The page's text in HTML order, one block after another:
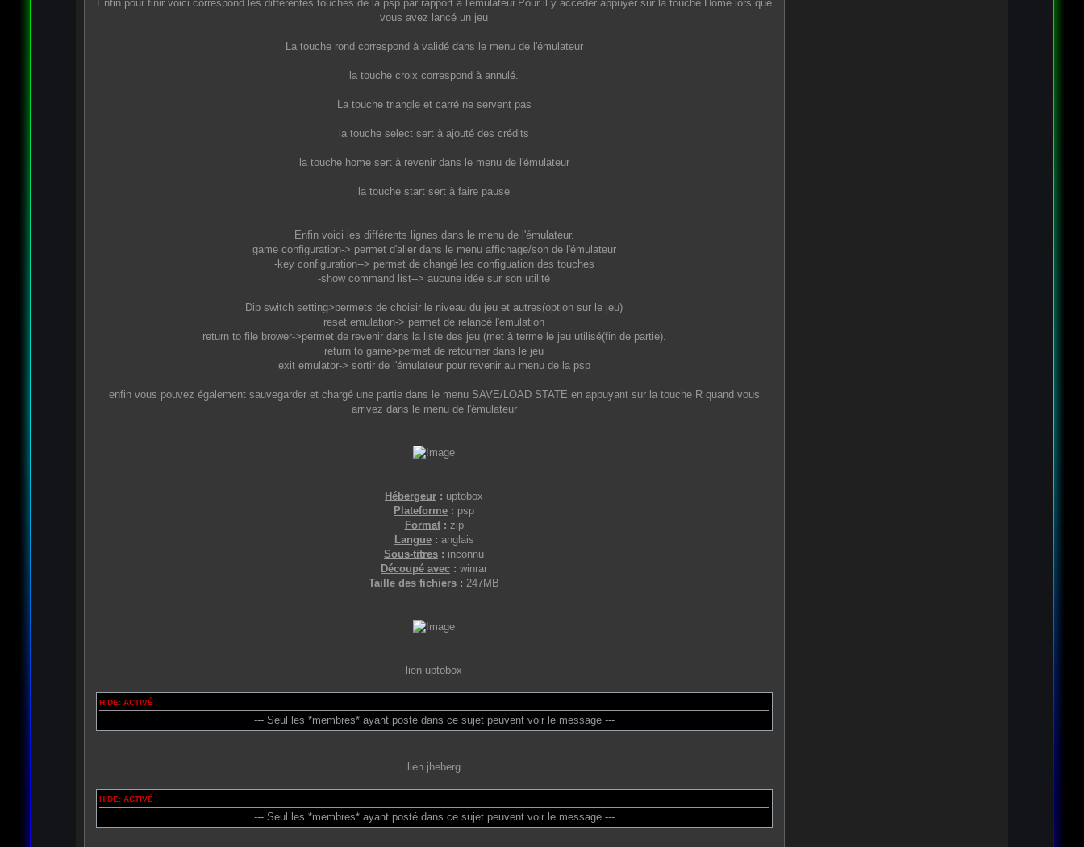
Enfin pour finir voici correspond les différentes touches de la psp par rapport à l'émulateur.Pour il y accéder appuyer sur la touche Home lors que
vous avez lancé un jeu
La touche rond correspond à validé dans le menu de l'émulateur
la touche croix correspond à annulé.
La touche triangle et carré ne servent pas
la touche select sert à ajouté des crédits
la touche home sert à revenir dans le menu de l'émulateur
la touche start sert à faire pause
Enfin voici les différents lignes dans le menu de l'émulateur.
game configuration-> permet d'aller dans le menu affichage/son de l'émulateur
-key configuration--> permet de changé les configuation des touches
-show command list--> aucune idée sur son utilité
Dip switch setting>permets de choisir le niveau du jeu et autres(option sur le jeu)
reset emulation-> permet de relancé l'émulation
return to file brower->permet de revenir dans la liste des jeu (met à terme le jeu utilisé(fin de partie).
return to game>permet de retourner dans le jeu
exit emulator-> sortir de l'émulateur pour revenir au menu de la psp
enfin vous pouvez également sauvegarder et chargé une partie dans le menu SAVE/LOAD STATE en appuyant sur la touche R quand vous
arrivez dans le menu de l'émulateur
Hébergeur : uptobox
Plateforme : psp
Format: zip
Langue: anglais
Sous-titres : inconnu
Découpé avec : winrar
Taille des fichiers : 247MB
lien uptobox
HIDE: ACTIVÉ
--- Seul les *membres* ayant posté dans ce sujet peuvent voir le message ---
lien jheberg
HIDE: ACTIVÉ
--- Seul les *membres* ayant posté dans ce sujet peuvent voir le message ---